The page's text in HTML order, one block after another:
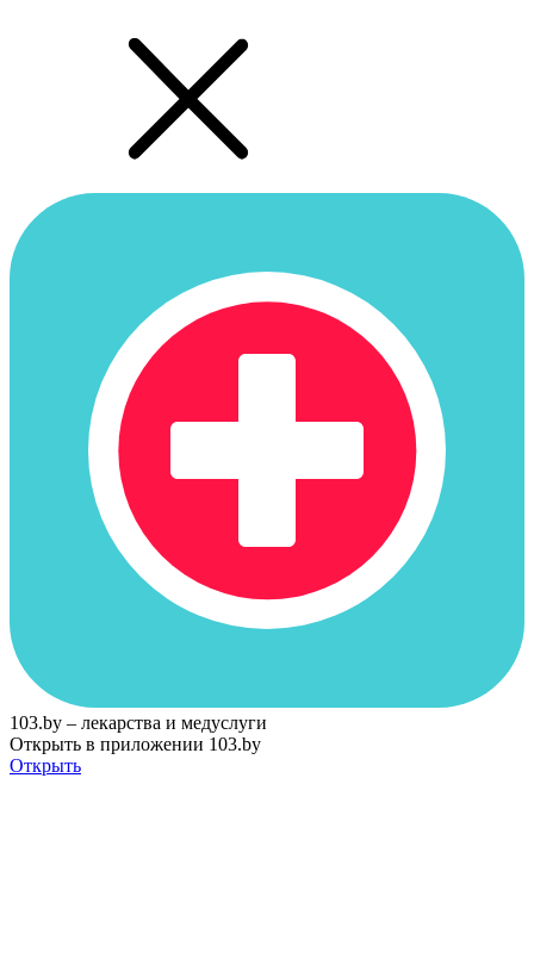
103.by – лекарства и медуслуги
Открыть в приложении 103.by
Открыть